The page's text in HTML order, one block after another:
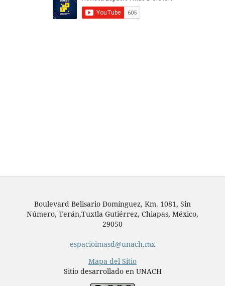
Boulevard Belisario Domínguez, Km. 1081, Sin
Número, Terán,Tuxtla Gutiérrez, Chiapas, México,
29050
espacioimasd@unach.mx
Mapa del Sitio
Sitio desarrollado en UNACH